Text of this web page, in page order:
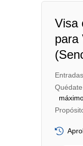
Visa
para
Entradas